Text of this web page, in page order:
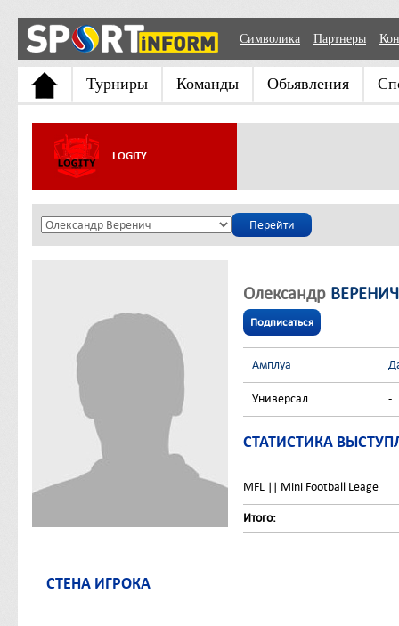
Символика Партнеры
Турниры Команды Обьявления
LOGITY
Олександр ВЕРЕНИЧ
Подписаться
Амплуа
Универсал -
СТАТИСТИКА
MFL || Mini Football Leage
Итого:
СТЕНА ИГРОКА